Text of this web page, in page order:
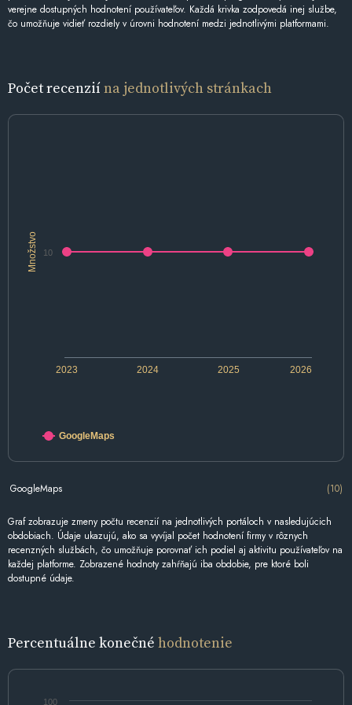
verejne dostupných hodnotení používateľov. Každá krivka zodpovedá inej službe,
čo umožňuje vidieť rozdiely v úrovni hodnotení medzi jednotlivými platformami.
Počet recenziína jednotlivých stránkach
Množstvo
2024 2026
2023 2025
10
GoogleMaps
GoogleMaps (10)
Graf zobrazuje zmeny počtu recenzií na jednotlivých portáloch v nasledujúcich
obdobiach. Údaje ukazujú, ako sa vyvíjal počet hodnotení firmy v rôznych
recenzných službách, čo umožňuje porovnať ich podiel aj aktivitu používateľov na
každej platforme. Zobrazené hodnoty zahŕňajú iba obdobie, pre ktoré boli
dostupné údaje.
Percentuálne konečné hodnotenie
100